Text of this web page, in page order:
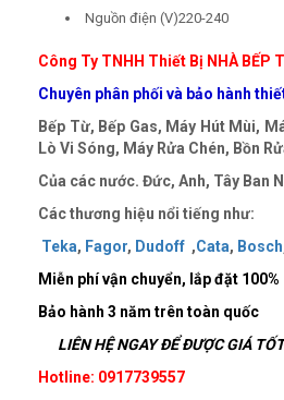
Nguồn điện (V)220-240
Công Ty TNHH Thiết Bị NHÀ BẾP
Chuyên phân phối và bảo hành
Bếp Từ, Bếp Gas, Máy Hút Mùi,
Lò Vi Sóng, Máy Rửa Chén, Bồn
Của các nước. Đức, Anh, Tây Ban
Các thương hiệu nổi tiếng như:
Teka, Fagor, Dudoff ,Cata, Bosch
Miễn phí vận chuyển, lắp đặt 100%
Bảo hành 3 năm trên toàn quốc
LIÊN HỆ NGAY ĐỂ ĐƯỢC GIÁ
Hotline: 0917739557